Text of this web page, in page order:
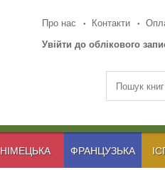
Про нас Контакти
Увійти до облікового
НІМЕЦЬКА ФРАНЦУЗЬКА